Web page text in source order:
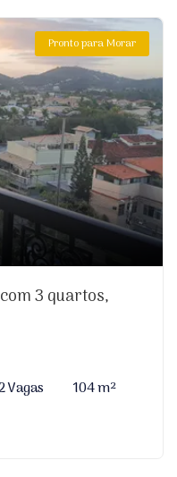
Pronto para Morar
3 quartos,
Vagas
104 m²